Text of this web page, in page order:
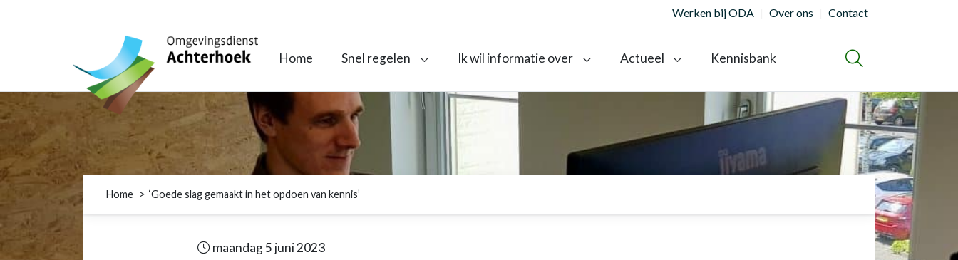
Werken bij ODA Over ons Contact
Omgevingsdienst Achterhoek
Home
Snel regelen Ik wil informatie over Actueel Kennisbank ZOEKEN
Home ‘Goede slag gemaakt in het opdoen van kennis’
maandag 5 juni 2023